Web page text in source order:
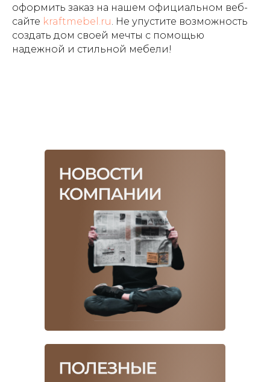
оформить заказ на нашем официальном веб-
сайте kraftmebel.ru . Не упустите возможность
создать дом своей мечты с помощью
надежной и стильной мебели!